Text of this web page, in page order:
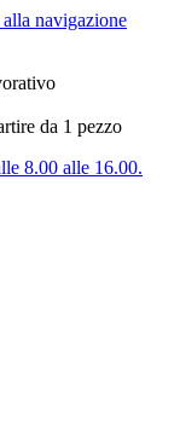
navigazione
da 1 pezzo
8.00 alle 16.00.